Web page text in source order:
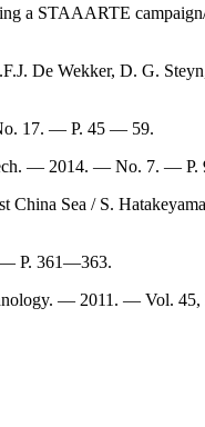
a STAAARTE
De Wekker, D. G.
17. — P. 45 — 59.
— 2014. — No. 7. —
China Sea / S.
— P. 361—363.
— 2011. — Vol.